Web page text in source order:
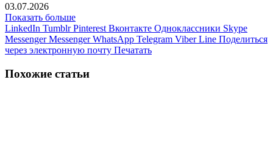
03.07.2026
Показать больше
LinkedIn Tumblr Pinterest Вконтакте Одноклассники Skype
Messenger Messenger WhatsApp Telegram Viber Line Поделиться
через электронную почту Печатать
Похожие статьи